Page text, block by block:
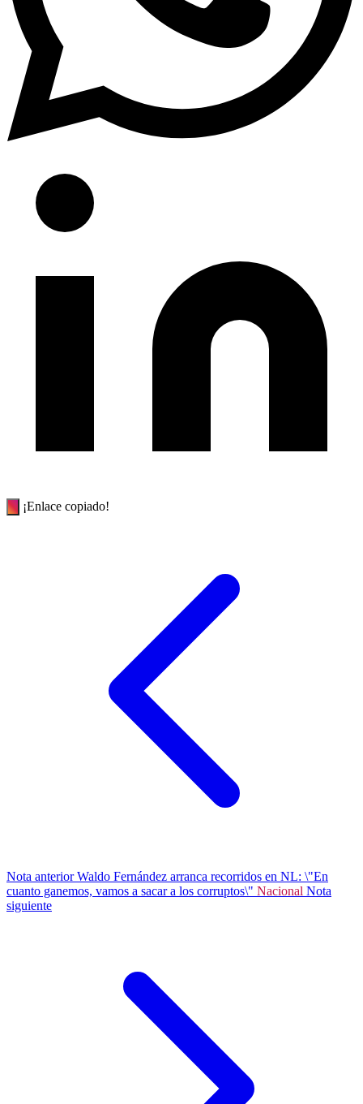
¡Enlace copiado!
Nota anteriorWaldo Fernández arranca recorridos en NL: \"En
cuanto ganemos, vamos a sacar a los corruptos\" Nacional Nota
siguiente